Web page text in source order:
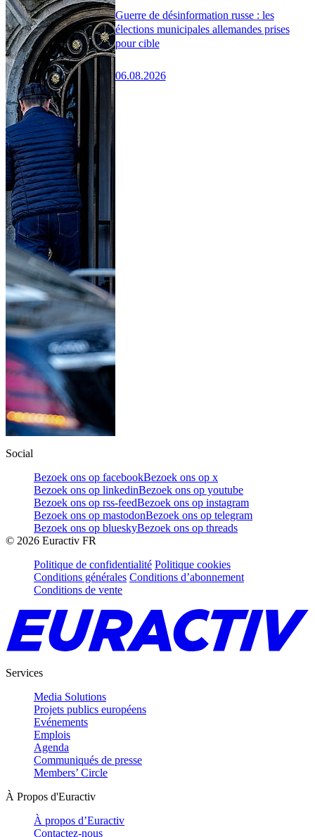
Guerre de désinformation russe : les
élections municipales allemandes prises
pour cible
06.08.2026
Social
Bezoek ons op facebookBezoek ons op x
Bezoek ons op linkedinBezoek ons op youtube
Bezoek ons op rss-feedBezoek ons op instagram
Bezoek ons op mastodonBezoek ons op telegram
Bezoek ons op blueskyBezoek ons op threads
© 2026 Euractiv FR
Politique de confidentialité Politique cookies
Conditions générales Conditions d’abonnement
Conditions de vente
Services
Media Solutions
Projets publics européens
Evénements
Emplois
Agenda
Communiqués de presse
Members’ Circle
À Propos d'Euractiv
À propos d’Euractiv
Contactez-nous